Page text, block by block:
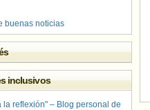
buenas noticias
inclusivos
la reflexión" – Blog personal de